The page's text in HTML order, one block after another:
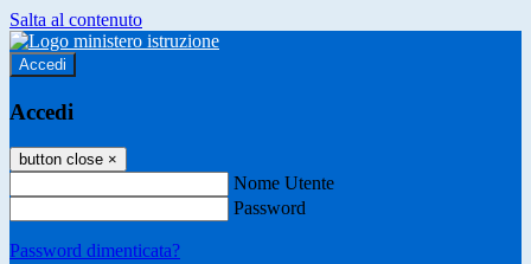
Salta al contenuto
Accedi
Accedi
button close ×
Nome Utente
Password
Password dimenticata?